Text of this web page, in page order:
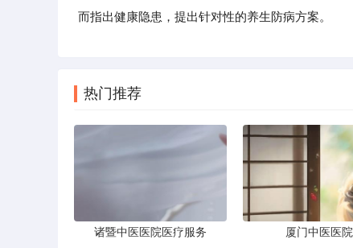
而指出健康隐患，提出针对性的养生防病方案。
热门推荐
诸暨中医医院医疗服务 厦门中医医院